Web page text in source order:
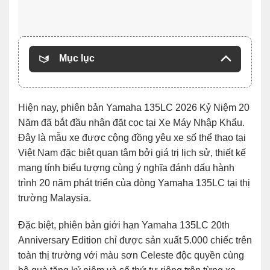
Mục lục
Hiện nay, phiên bản Yamaha 135LC 2026 Kỷ Niệm 20
Năm đã bắt đầu nhận đặt cọc tại Xe Máy Nhập Khẩu.
Đây là mẫu xe được cộng đồng yêu xe số thể thao tại
Việt Nam đặc biệt quan tâm bởi giá trị lịch sử, thiết kế
mang tính biểu tượng cùng ý nghĩa đánh dấu hành
trình 20 năm phát triển của dòng Yamaha 135LC tại thị
trường Malaysia.
Đặc biệt, phiên bản giới hạn Yamaha 135LC 20th
Anniversary Edition chỉ được sản xuất 5.000 chiếc trên
toàn thị trường với màu sơn Celeste độc quyền cùng